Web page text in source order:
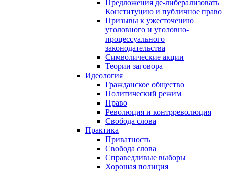
Предложения де-либерализовать
Конституцию и публичное право
Призывы к ужесточению
уголовного и уголовно-
процессуального
законодательства
Символические акции
Теории заговора
Идеология
Гражданское общество
Политический режим
Право
Революция и контрреволюция
Свобода слова
Практика
Приватность
Свобода слова
Справедливые выборы
Хорошая полиция